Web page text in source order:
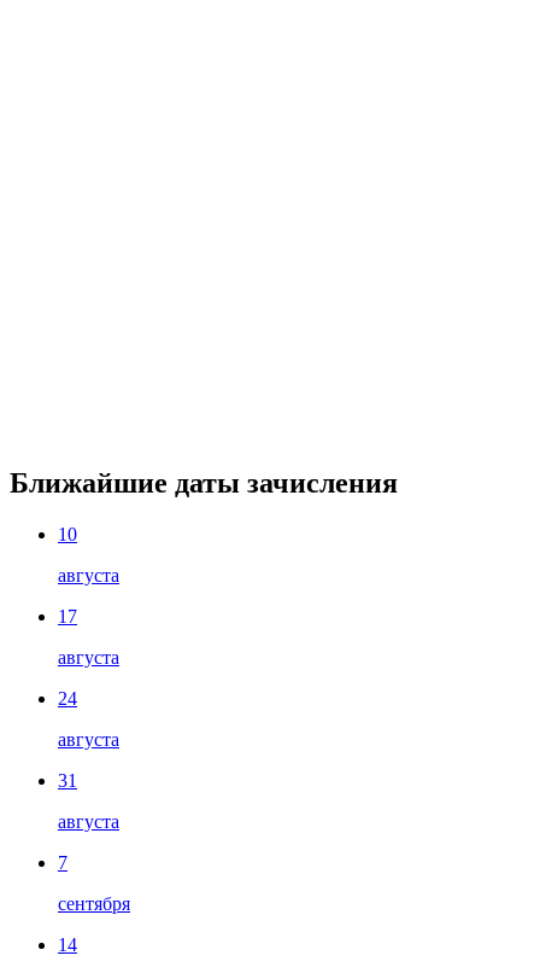
Ближайшие даты зачисления
10
августа
17
августа
24
августа
31
августа
7
сентября
14